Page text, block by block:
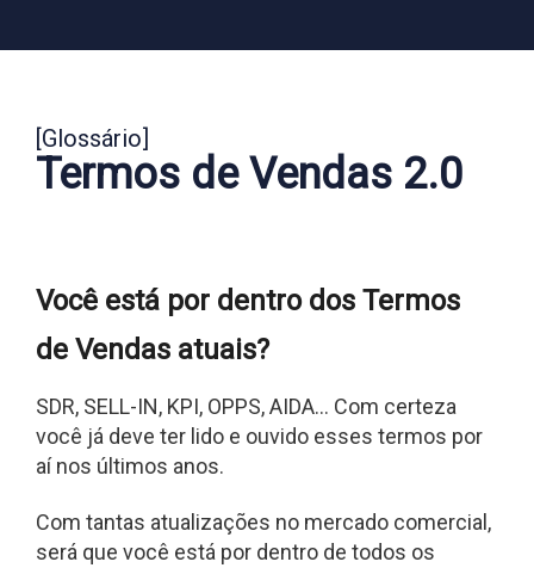
[Glossário]
Termos de Vendas 2.0
Você está por dentro dos Termos
de Vendas atuais?
SDR, SELL-IN, KPI, OPPS, AIDA… Com certeza
você já deve ter lido e ouvido esses termos por
aí nos últimos anos.
Com tantas atualizações no mercado comercial,
será que você está por dentro de todos os